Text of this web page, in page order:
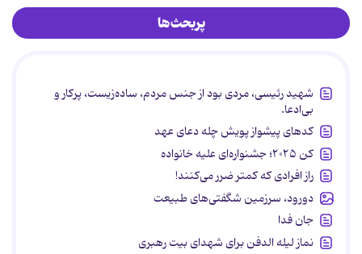
پربحث‌ها
شهید رئیسی، مردی بود از جنس مردم، ساده‌زیست، پرکار و
بی‌ادعا.
کدهای پیشواز پویش چله دعای عهد
کن ۲۰۲۵؛ جشنواره‌ای علیه خانواده
راز افرادی که کمتر ضرر می‌کنند!
دورود، سرزمین شگفتی‌های طبیعت
جان فدا
نماز لیله الدفن برای شهدای بیت رهبری